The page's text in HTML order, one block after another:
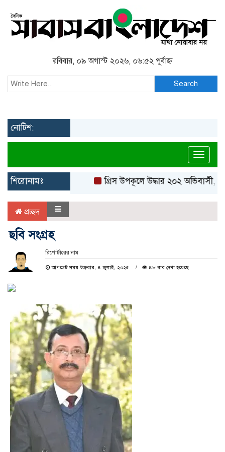
রবিবার, ০৯ অগাস্ট ২০২৬, ০৬:৫২ পূর্বাহ্ন
Search
নোটিশ:
শিরোনামঃ গ্রিস উপকূলে উদ্ধার ২০২ অভিবাসী,
প্রচ্ছদ
ছবি সংগ্রহ
রিপোর্টারের নাম
আপডেট সময় শুক্রবার, ৪ জুলাই, ২০২৫ ৪৮ বার দেখা হয়েছে